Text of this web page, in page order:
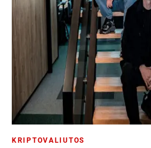
Vartotojai
Verslo modelis Verslo planas
KRIPTOVALIUTOS